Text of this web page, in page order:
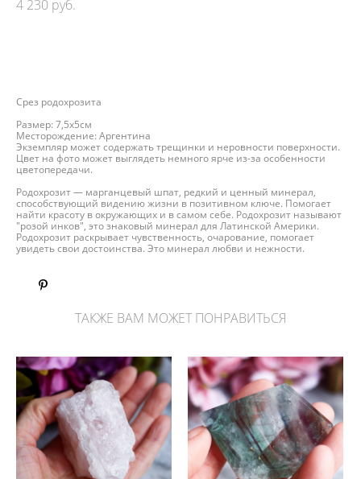
4 230 pуб.
Срез родохрозита
Размер: 7,5х5см
Месторождение: Аргентина
Экземпляр может содержать трещинки и неровности поверхности.
Цвет на фото может выглядеть немного ярче из-за особенности
цветопередачи.
Родохрозит — марганцевый шпат, редкий и ценный минерал,
способствующий видению жизни в позитивном ключе. Помогает
найти красоту в окружающих и в самом себе. Родохрозит называют
"розой инков", это знаковый минерал для Латинской Америки.
Родохрозит раскрывает чувственность, очарование, помогает
увидеть свои достоинства. Это минерал любви и нежности.
ТАКЖЕ ВАМ МОЖЕТ ПОНРАВИТЬСЯ